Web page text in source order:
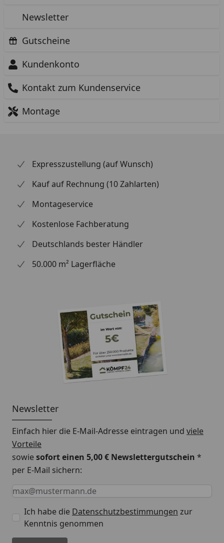
Newsletter
Gutscheine
Kundenkonto
Kontakt zum Kundenservice
Montage
Expresszustellung (auf Wunsch)
Kauf auf Rechnung (10 Zahlarten)
Montageservice
Kostenlose Fachberatung
Deutschlands bester Händler
50.000 m² Lagerfläche
Newsletter
Einfach hier die E-Mail-Adresse eintragen und viele
Vorteile
sowiesofort einen 5,00 € Newslettergutschein *
per E-Mail sichern:
Keine Eingabe erforderlich
Eingabe erforderlich
E-Mail *
Ich habe die Datenschutzbestimmungen zur
Kenntnis genommen